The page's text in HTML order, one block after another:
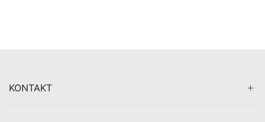
KONTAKT